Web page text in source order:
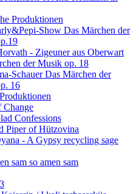
Produktionen
Show Das Märchen der
- Zigeuner aus Oberwart
der Musik op. 18
Schauer Das Märchen der
16
Change
Confessions
Piper of Hützovina
- A Gypsy recycling sage
sam so amen sam